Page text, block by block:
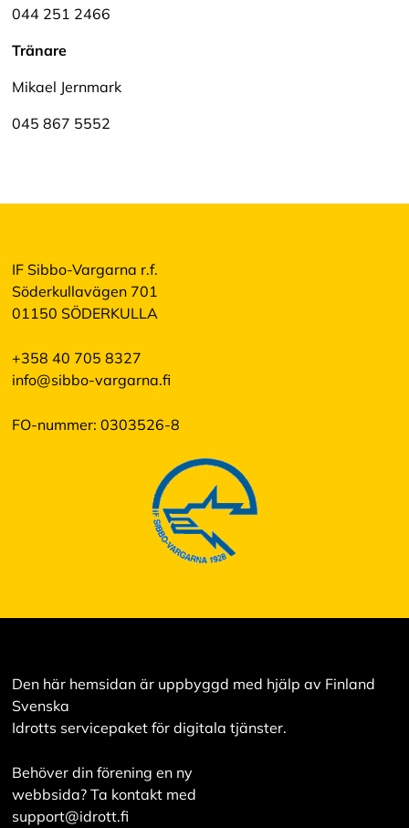
044 251 2466
Tränare
Mikael Jernmark
045 867 5552
IF Sibbo-Vargarna r.f.
Söderkullavägen 701
01150 SÖDERKULLA
+358 40 705 8327
info@sibbo-vargarna.fi
FO-nummer: 0303526-8
Den här hemsidan är uppbyggd med hjälp av Finland
Svenska
Idrotts servicepaket för digitala tjänster.
Behöver din förening en ny
webbsida? Ta kontakt med
support@idrott.fi